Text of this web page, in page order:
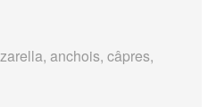
anchois, câpres,